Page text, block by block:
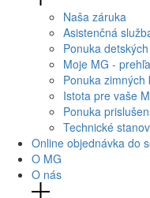
Naša záruka
Asistenčná
Ponuka
Moje MG -
Ponuka zimných
Istota pre vaše
Ponuka
Technické
Online objednávka do
O MG
O nás